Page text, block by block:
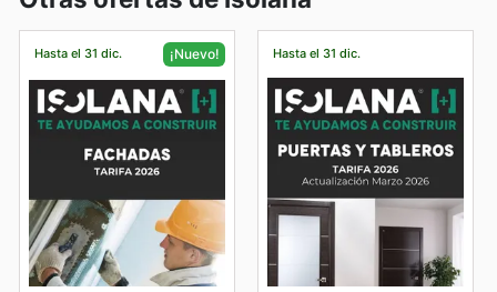
Hasta el 31 dic. ¡Nuevo! Hasta el 31 dic.